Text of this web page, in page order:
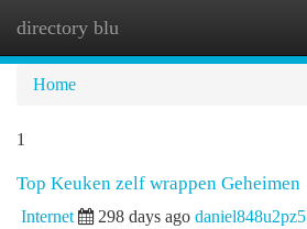
directory blu
Home
1
Top Keuken zelf wrappen Geheimen
Internet 298 days ago daniel848u2pz5